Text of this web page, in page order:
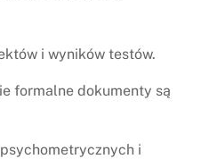
i wyników testów.
formalne dokumenty są
i